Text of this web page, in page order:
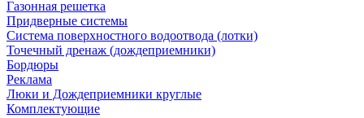
Газонная решетка
Придверные системы
Система поверхностного водоотвода (лотки)
Точечный дренаж (дождеприемники)
Бордюры
Рекламa
Люки и Дождеприемники круглые
Комплектующие